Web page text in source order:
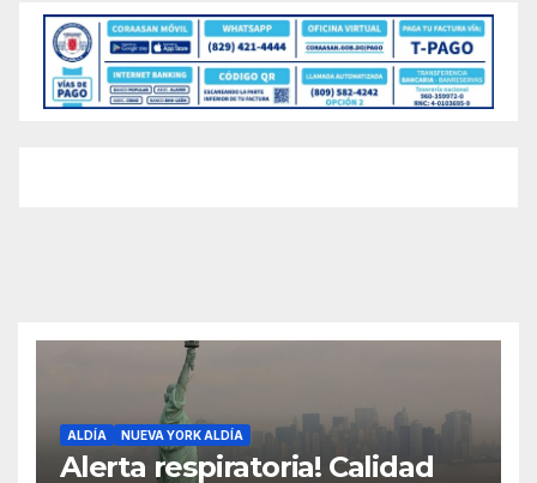
ALDÍA NUEVA YORK ALDÍA
Alerta respiratoria! Calidad